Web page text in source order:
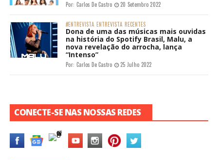
Por: Carlos De Castro 20 Setembro 2022
#ENTREVISTA ENTREVISTA RECENTES
Dona de uma das músicas mais ouvidas
na história do Spotify Brasil, Malu, a
nova revelação do arrocha, lança
“Intenso”
Por: Carlos De Castro 25 Julho 2022
CONECTE-SE NAS NOSSAS REDES